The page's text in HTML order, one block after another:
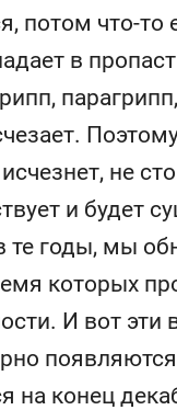
потом что-то
в
не
и будет
те годы, мы
которых
И вот эти
на конец